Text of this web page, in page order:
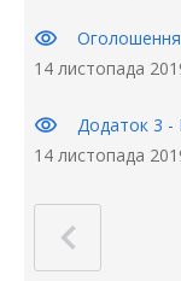
visibility
Оголошення
14 листопада
visibility
Додаток 3 -
14 листопада